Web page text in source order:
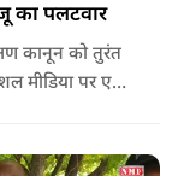
का पलटवार
कानून को तुरंत
मीडिया पर एक